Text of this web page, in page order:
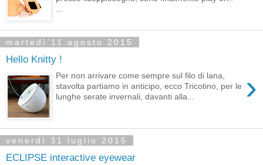
...
martedì 11 agosto 2015
Hello Knitty !
›
Per non arrivare come sempre sul filo di lana,
stavolta partiamo in anticipo, ecco Tricotino, per le
lunghe serate invernali, davanti alla...
venerdì 31 luglio 2015
ECLIPSE interactive eyewear